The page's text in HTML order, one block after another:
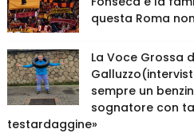
questa Roma
La Voce Grossa
sempre un
sognatore con
testardaggine»